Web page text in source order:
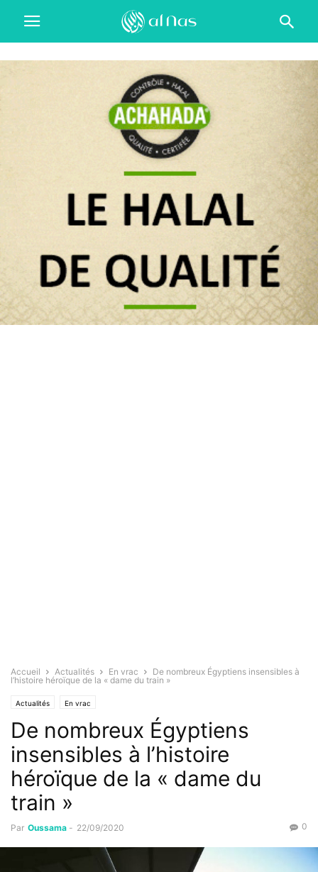
Accueil Actualités En vrac
De nombreux Égyptiens insensibles à
l’histoire héroïque de la « dame du train »
Actualités En vrac
De nombreux Égyptiens
insensibles à l’histoire
héroïque de la « dame du
train »
Par Oussama - 22/09/2020 0